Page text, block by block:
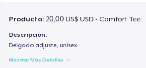
Producto: 20,00 US$ USD - Comfort Tee
Descripción:
Delgado adjuste, unisex
Mostrar Más Detalles